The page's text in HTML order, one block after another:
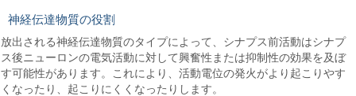
神経伝達物質の役割
放出される神経伝達物質のタイプによって、シナプス前活動はシナプ
ス後ニューロンの電気活動に対して興奮性または抑制性の効果を及ぼ
す可能性があります。これにより、活動電位の発火がより起こりやす
くなったり、起こりにくくなったりします。